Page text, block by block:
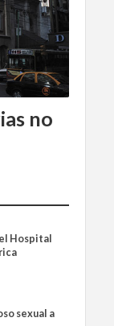
no
Hospital
sexual a